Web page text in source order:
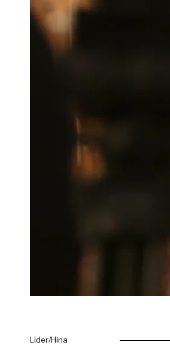
Lider/Hina